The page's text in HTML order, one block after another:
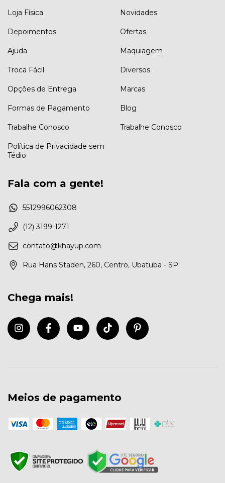
Loja Física
Depoimentos
Ajuda
Troca Fácil
Opções de Entrega
Formas de Pagamento
Trabalhe Conosco
Política de Privacidade sem
Tédio
Novidades
Ofertas
Maquiagem
Diversos
Marcas
Blog
Trabalhe Conosco
Fala com a gente!
5512996062308
(12) 3199-1271
contato@khayup.com
Rua Hans Staden, 260, Centro, Ubatuba - SP
Chega mais!
Meios de pagamento